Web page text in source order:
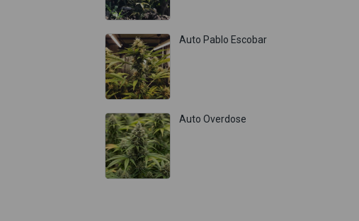
Auto Pablo Escobar
Auto Overdose